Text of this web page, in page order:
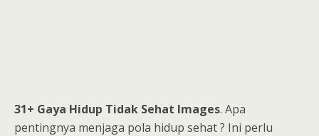
31+ Gaya Hidup Tidak Sehat Images. Apa
pentingnya menjaga pola hidup sehat ? Ini perlu